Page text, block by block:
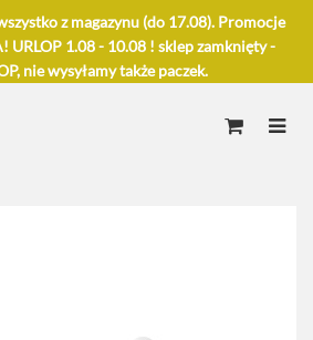
z magazynu (do 17.08). Promocje
URLOP 1.08 - 10.08 ! sklep zamknięty -
nie wysyłamy także paczek.